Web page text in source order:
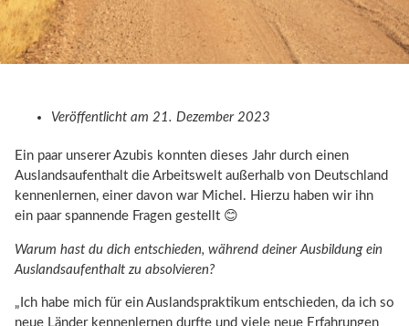
Veröffentlicht am 21. Dezember 2023
Ein paar unserer Azubis konnten dieses Jahr durch einen
Auslandsaufenthalt die Arbeitswelt außerhalb von Deutschland
kennenlernen, einer davon war Michel. Hierzu haben wir ihn
ein paar spannende Fragen gestellt 😊
Warum hast du dich entschieden, während deiner Ausbildung ein
Auslandsaufenthalt zu absolvieren?
„Ich habe mich für ein Auslandspraktikum entschieden, da ich so
neue Länder kennenlernen durfte und viele neue Erfahrungen